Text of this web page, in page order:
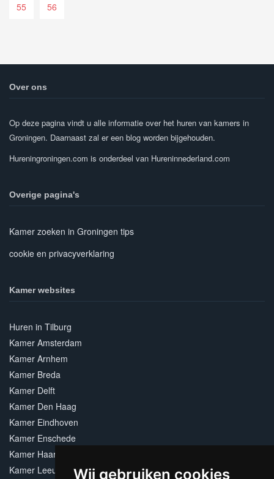
Wij gebruiken cookies
55 56
Over ons
Op deze pagina vindt u alle informatie over het huren van kamers in
Groningen. Daarnaast zal er een blog worden bijgehouden.
Hureningroningen.com is onderdeel van Hureninnederland.com
Overige pagina's
Kamer zoeken in Groningen tips
cookie en privacyverklaring
Kamer websites
Huren in Tilburg
Kamer Amsterdam
Kamer Arnhem
Kamer Breda
Kamer Delft
Kamer Den Haag
Kamer Eindhoven
Kamer Enschede
Kamer Haarlem
Kamer Leeuwarden